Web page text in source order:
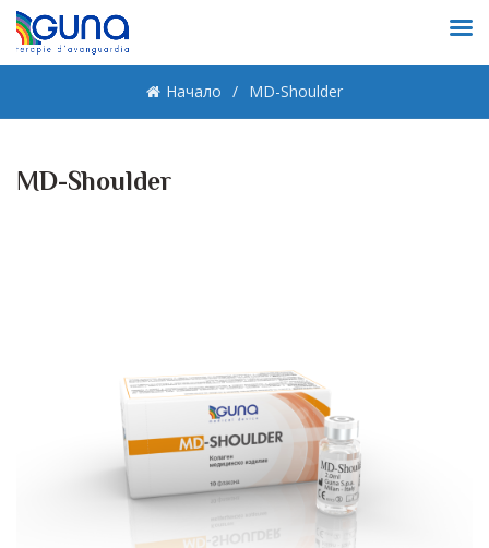
Начало MD-Shoulder
MD-Shoulder